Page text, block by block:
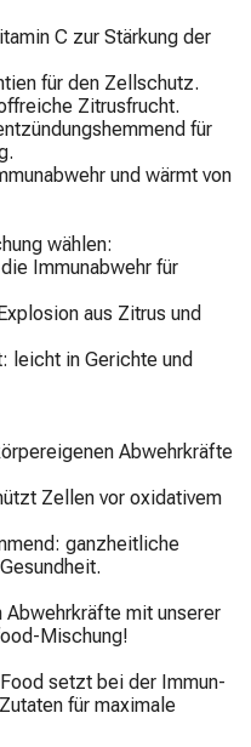
C zur Stärkung der
für den Zellschutz.
Zitrusfrucht.
für
und wärmt von
wählen:
Immunabwehr für
aus Zitrus und
leicht in Gerichte und
Abwehrkräfte
Zellen vor oxidativem
ganzheitliche
Abwehrkräfte mit unserer
Mischung!
setzt bei der Immun-
für maximale